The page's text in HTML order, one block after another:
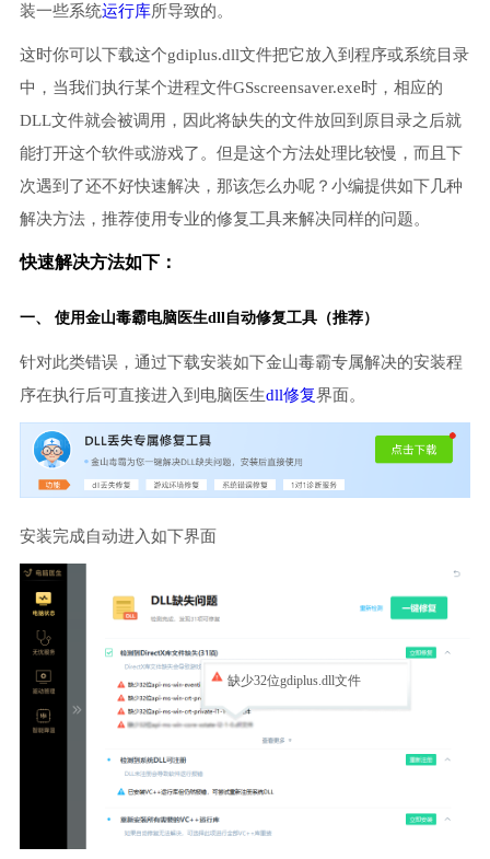
装一些系统运行库所导致的。
这时你可以下载这个gdiplus.dll文件把它放入到程序或系统目录
中，当我们执行某个进程文件GSscreensaver.exe时，相应的
DLL文件就会被调用，因此将缺失的文件放回到原目录之后就
能打开这个软件或游戏了。但是这个方法处理比较慢，而且下
次遇到了还不好快速解决，那该怎么办呢？小编提供如下几种
解决方法，推荐使用专业的修复工具来解决同样的问题。
快速解决方法如下：
一、 使用金山毒霸电脑医生dll自动修复工具（推荐）
针对此类错误，通过下载安装如下金山毒霸专属解决的安装程
序在执行后可直接进入到电脑医生dll修复界面。
安装完成自动进入如下界面
缺少32位gdiplus.dll文件